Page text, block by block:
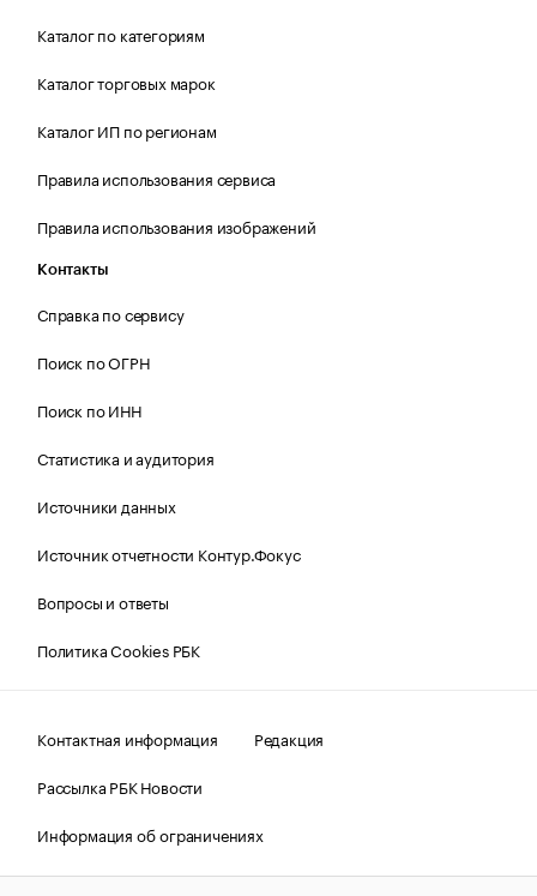
Каталог по категориям
Каталог торговых марок
Каталог ИП по регионам
Правила использования сервиса
Правила использования изображений
Контакты
Справка по сервису
Поиск по ОГРН
Поиск по ИНН
Статистика и аудитория
Источники данных
Источник отчетности Контур.Фокус
Вопросы и ответы
Политика Cookies РБК
Контактная информация
Редакция
Рассылка РБК Новости
Информация об ограничениях
Правовая информация
О соблюдении авторских прав